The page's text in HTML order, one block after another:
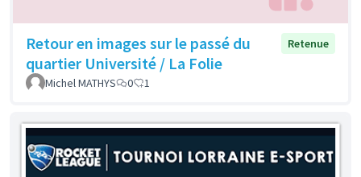
Retour en images sur le passé du
quartier Université / La Folie
Retenue
Michel MATHYS 0 1